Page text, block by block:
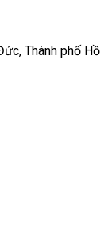
Thành phố Hồ